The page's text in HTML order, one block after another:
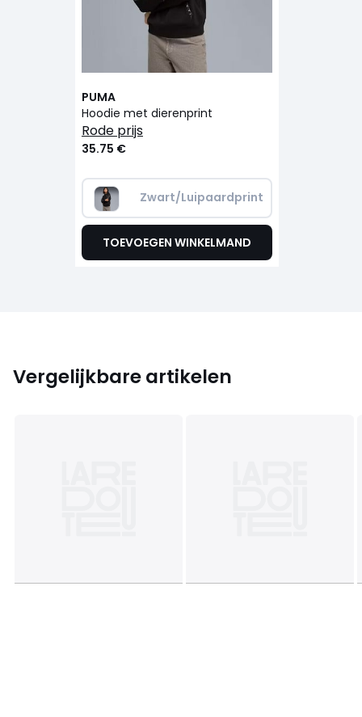
PUMA
Hoodie met dierenprint
rode prijs
35.75 €
Zwart/Luipaardprint
TOEVOEGEN WINKELMAND
Vergelijkbare artikelen